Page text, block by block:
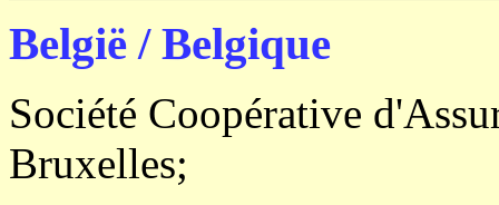
België / Belgique
Société Coopérative
Bruxelles;